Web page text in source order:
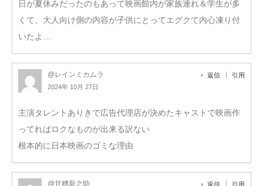
日が夏休みだったのもあって映画館内が家族連れ＆学生が多
くて、大人向け側の内容が子供にとってエグクて内心凍り付
いたよ…
@レインミカムラ
2024年 10月 27日
返信 引用
主演タレントありきで広告代理店が決めたキャストで映画作
ってればロクなものが出来る訳ない
根本的に日本映画のゴミな理由
@甘糟新之助 返信 引用